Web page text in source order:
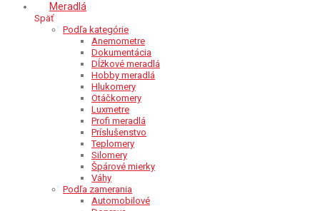
Meradlá
Späť
Podľa kategórie
Anemometre
Dokumentácia
Dĺžkové meradlá
Hobby meradlá
Hlukomery
Otáčkomery
Luxmetre
Profi meradlá
Príslušenstvo
Teplomery
Silomery
Špárové mierky
Váhy
Podľa zamerania
Automobilové